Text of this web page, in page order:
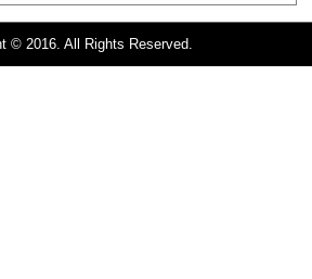
© 2016. All Rights Reserved.